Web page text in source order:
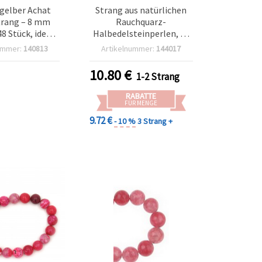
Achat
– 8 mm
Stück, ideal
& elegante
140813
Strang aus natürlichen
Rauchquarz-
Halbedelsteinperlen, A-
Qualität – 8 mm rund (ca.
Schmuckherstellung,
Perlenarbeiten & Basteln
Artikelnummer: 144017
10.80€ 1-2 Strang
RABATTE
FÜR MENGE
9.72 €- 10 %3 Strang +